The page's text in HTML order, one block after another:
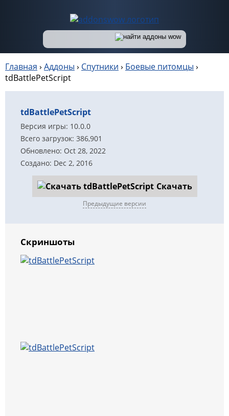
Главная › Аддоны › Спутники › Боевые питомцы ›
tdBattlePetScript
tdBattlePetScript
Версия игры: 10.0.0
Всего загрузок: 386,901
Обновлено: Oct 28, 2022
Создано: Dec 2, 2016
Скачать
Предыдущие версии
Скриншоты